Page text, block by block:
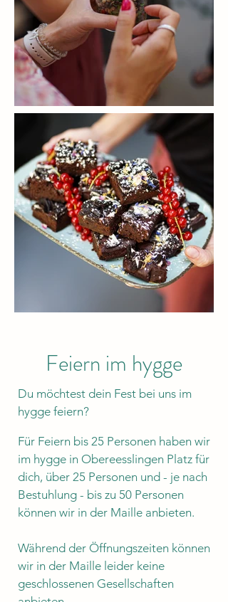
Feiern im hygge
Du möchtest dein Fest bei uns im
hygge feiern?
Für Feiern bis 25 Personen haben wir
im hygge in Obereesslingen Platz für
dich, über 25 Personen und - je nach
Bestuhlung - bis zu 50 Personen
können wir in der Maille anbieten.
Während der Öffnungszeiten können
wir in der Maille leider keine
geschlossenen Gesellschaften